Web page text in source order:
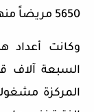
5650 مريضاً منهم 1284 في وحدات العناية المركزة.
وكانت أعداد
السبعة آلاف